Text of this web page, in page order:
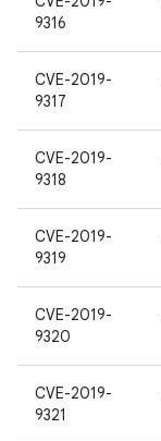
9316
CVE-2019-
9317
CVE-2019-
9318
CVE-2019-
9319
CVE-2019-
9320
CVE-2019-
9321